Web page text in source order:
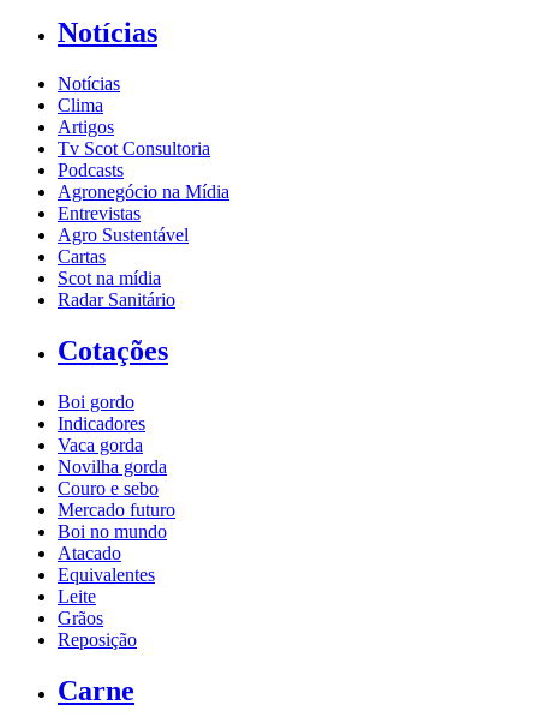
Notícias
Notícias
Clima
Artigos
Tv Scot Consultoria
Podcasts
Agronegócio na Mídia
Entrevistas
Agro Sustentável
Cartas
Scot na mídia
Radar Sanitário
Cotações
Boi gordo
Indicadores
Vaca gorda
Novilha gorda
Couro e sebo
Mercado futuro
Boi no mundo
Atacado
Equivalentes
Leite
Grãos
Reposição
Carne